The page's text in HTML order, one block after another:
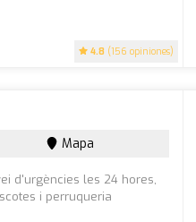
4.8 (156 opiniones)
Mapa
d'urgències les 24 hores,
i perruqueria